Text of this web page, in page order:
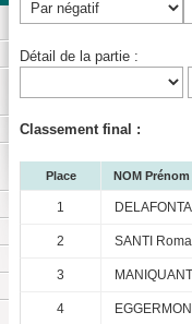
Détail de la partie :
Classement final :
Place NOM Prénom
1
2 SANTI
3
4